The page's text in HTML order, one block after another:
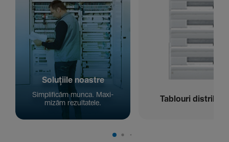
Solu­țiile noastre
Simpli­ficăm munca. Maxi­
mizăm rezul­ta­tele.
Tablouri